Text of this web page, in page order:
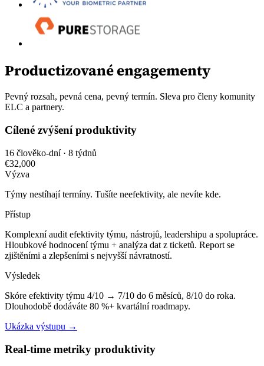
Productizované engagementy
Pevný rozsah, pevná cena, pevný termín. Sleva pro členy komunity
ELC a partnery.
Cílené zvýšení produktivity
16 člověko-dní · 8 týdnů
€32,000
Výzva
Týmy nestíhají termíny. Tušíte neefektivity, ale nevíte kde.
Přístup
Komplexní audit efektivity týmu, nástrojů, leadershipu a spolupráce.
Hloubkové hodnocení týmu + analýza dat z ticketů. Report se
zjištěními a zlepšeními s nejvyšší návratností.
Výsledek
Skóre efektivity týmu 4/10 → 7/10 do 6 měsíců, 8/10 do roka.
Dlouhodobě dodáváte 80 %+ kvartální roadmapy.
Ukázka výstupu →
Real-time metriky produktivity